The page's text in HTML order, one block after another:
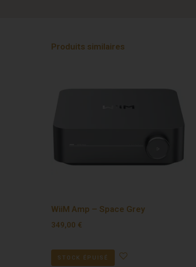
Produits similaires
WiiM Amp – Space Grey
349,00 €
STOCK ÉPUISÉ